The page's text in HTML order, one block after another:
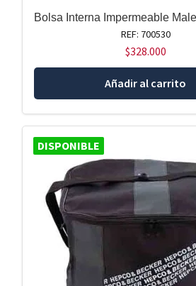
Bolsa Interna Impermeable
REF: 700530
$328.000
Añadir al carrito
DISPONIBLE